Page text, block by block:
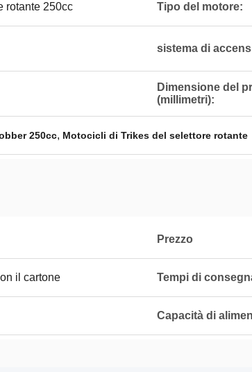
rotante 250cc Tipo del motore:
sistema di
Dimensione del
(millimetri):
250cc, Motocicli di Trikes del selettore rotante
Prezzo
il cartone Tempi di
Capacità di